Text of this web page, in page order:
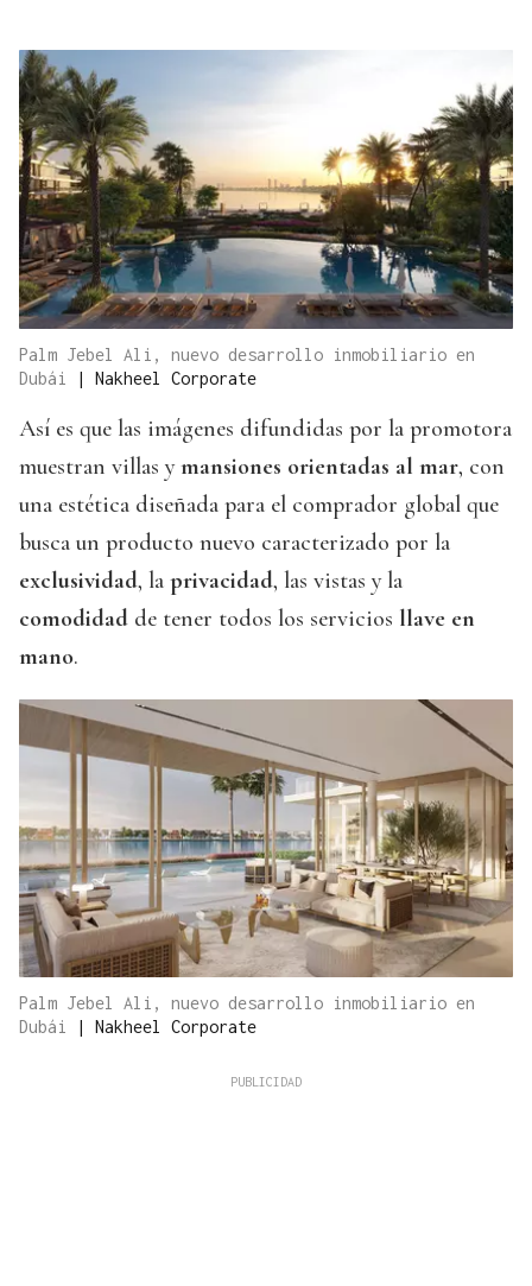
Palm Jebel Ali, nuevo desarrollo inmobiliario en
Dubái
| Nakheel Corporate
Así es que las imágenes difundidas por la promotora
muestran villas ymansiones orientadas al mar, con
una estética diseñada para el comprador global que
busca un producto nuevo caracterizado por la
exclusividad, la privacidad, las vistas y la
comodidad de tener todos los servicios llave en
mano.
Palm Jebel Ali, nuevo desarrollo inmobiliario en
Dubái
| Nakheel Corporate